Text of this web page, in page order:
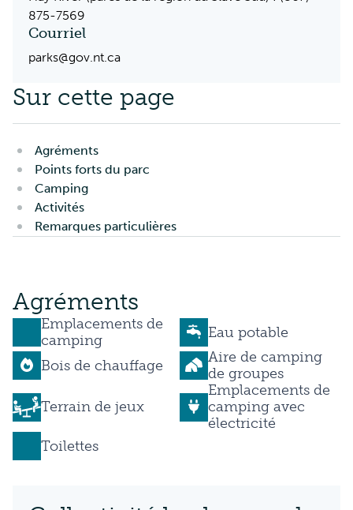
875-7569
Courriel
parks@gov.nt.ca
Sur cette page
Agréments
Points forts du parc
Camping
Activités
Remarques particulières
Agréments
Emplacements de
camping
Eau potable
Bois de chauffage
Aire de camping
de groupes
Terrain de jeux
Emplacements de
camping avec
électricité
Toilettes